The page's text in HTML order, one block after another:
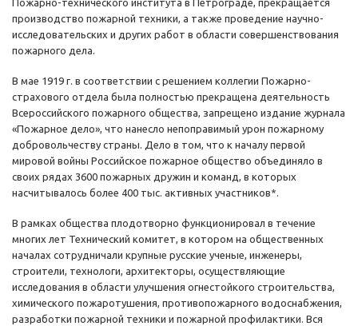
Пожарно-технического института в Петрограде, прекращается
производство пожарной техники, а также проведение научно-
исследовательских и других работ в области совершенствования
пожарного дела.
В мае 1919 г. в соответствии с решением коллегии Пожарно-
страхового отдела была полностью прекращена деятельность
Всероссийского пожарного общества, запрещено издание журнала
«Пожарное дело», что нанесло непоправимый урон пожарному
добровольчеству страны. Дело в том, что к началу первой
мировой войны Российское пожарное общество объединяло в
своих рядах 3600 пожарных дружин и команд, в которых
насчитывалось более 400 тыс. активных участников*.
В рамках общества плодотворно функционировал в течение
многих лет Технический комитет, в котором на общественных
началах сотрудничали крупные русские ученые, инженеры,
строители, технологи, архитекторы, осуществляющие
исследования в области улучшения огнестойкого строительства,
химического пожаротушения, противопожарного водоснабжения,
разработки пожарной техники и пожарной профилактики. Вся